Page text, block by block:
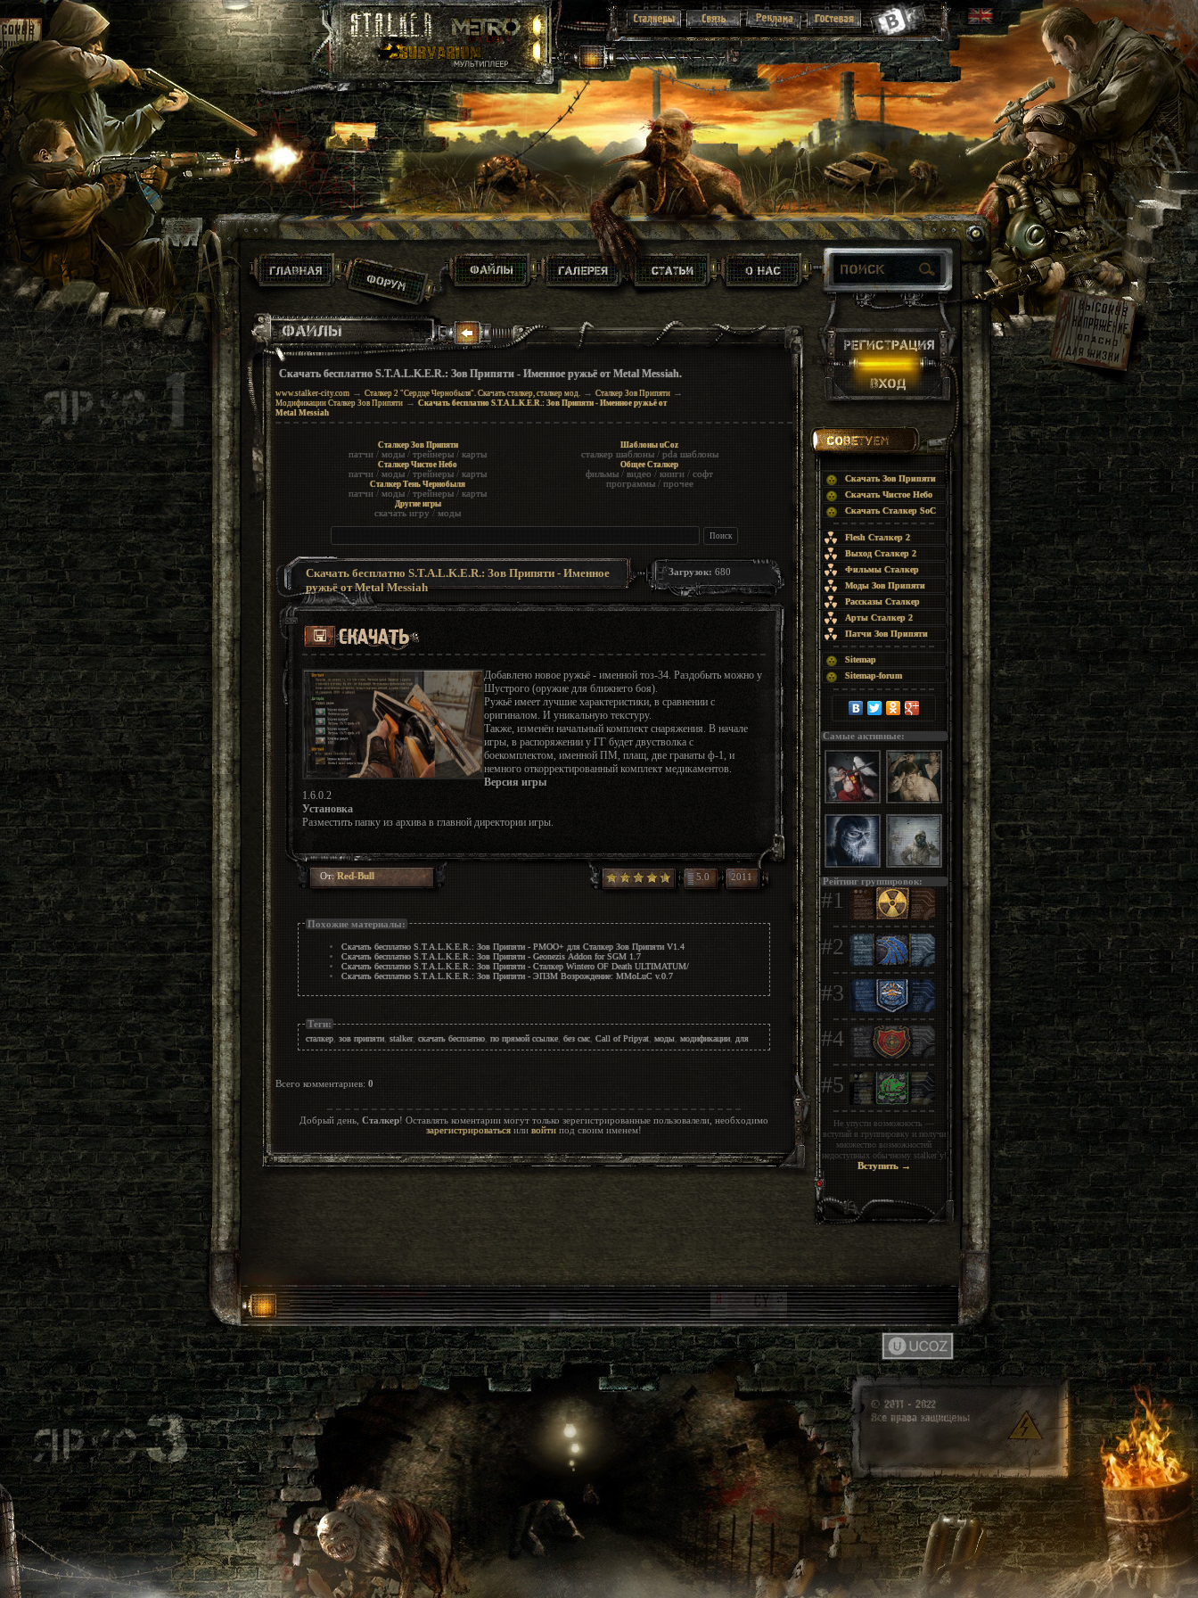
Скачать бесплатно S.T.A.L.K.E.R.: Зов Припяти - Именное ружьё от Metal Messiah.
www.stalker-city.com→ Сталкер 2 "Сердце Чернобыля". Скачать сталкер, сталкер мод. → Сталкер Зов Припяти→
Модификации Сталкер Зов Припяти→ Скачать бесплатно S.T.A.L.K.E.R.: Зов Припяти - Именное ружьё от
Metal Messiah
Сталкер Зов Припяти
патчи / моды / трейнеры / карты
Сталкер Чистое Небо
патчи / моды / трейнеры / карты
Сталкер Тень Чернобыля
патчи / моды / трейнеры / карты
Другие игры
скачать игру / моды
Шаблоны uCoz
сталкер шаблоны/ pda шаблоны
Общее Сталкер
фильмы / видео / книги / софт
программы/ прочее
Скачать бесплатно S.T.A.L.K.E.R.: Зов Припяти - Именное
ружьё от Metal Messiah
Загрузок: 680
Добавлено новое ружьё - именной тоз-34. Раздобыть можно у
Шустрого (оружие для ближнего боя).
Ружьё имеет лучшие характеристики, в сравнении с
оригиналом. И уникальную текстуру.
Также, изменён начальный комплект снаряжения. В начале
игры, в распоряжении у ГГ будет двустволка с
боекомплектом, именной ПМ, плащ, две гранаты ф-1, и
немного откорректированный комплект медикаментов.
Версия игры
1.6.0.2
Установка
Разместить папку из архива в главной директории игры.
5.0 2011
От:Red-Bull
Похожие материалы:
Скачать бесплатно S.T.A.L.K.E.R.: Зов Припяти - РМОО+ для Сталкер Зов Припяти V1.4
Скачать бесплатно S.T.A.L.K.E.R.: Зов Припяти - Geonezis Addon for SGM 1.7
Скачать бесплатно S.T.A.L.K.E.R.: Зов Припяти - Сталкер Wintero OF Death ULTIMATUM/
Скачать бесплатно S.T.A.L.K.E.R.: Зов Припяти - ЭПЗМ Возрождение: MMoLuC v.0.7
Теги:
сталкер, зов припяти, stalker, скачать бесплатно, по прямой ссылке, без смс, Call of Pripyat, моды, модификации, для
Всего комментариев: 0
Добрый день, Сталкер! Оставлять коментарии могут только зерегистрированные пользовалели, необходимо
зарегистрироватьсяили войтипод своим именем!
Скачать Зов Припяти
Скачать Чистое Небо
Скачать Сталкер SoC
Flesh Сталкер 2
Выход Сталкер 2
Фильмы Сталкер
Моды Зов Припяти
Рассказы Сталкер
Арты Сталкер 2
Патчи Зов Припяти
Sitemap
Sitemap-forum
Самые активные:
Рейтинг группировок:
#1
#2
#3
#4
#5
Не упусти возможность —
вступай в группировку и получи
множество возможностей
недоступных обычному stalker`у!
Вступить →